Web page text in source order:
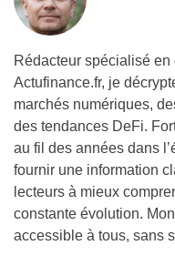
Rédacteur spécialisé
Actufinance.fr, je
marchés numériques,
des tendances DeFi.
au fil des années dans
fournir une information
lecteurs à mieux
constante évolution.
accessible à tous, sans